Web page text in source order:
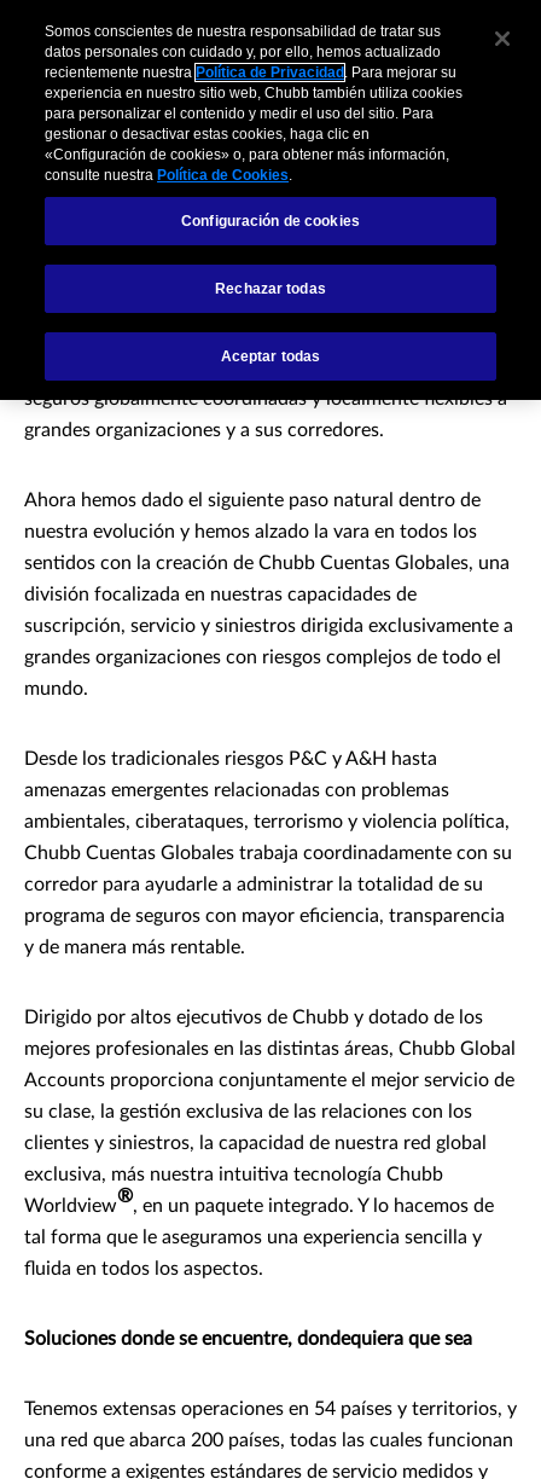
Multinacionales
grandes organizaciones multinacionales. Durante tres
décadas hemos estado proporcionando soluciones de
seguros globalmente coordinadas y localmente flexibles a
grandes organizaciones y a sus corredores.
Ahora hemos dado el siguiente paso natural dentro de
nuestra evolución y hemos alzado la vara en todos los
sentidos con la creación de Chubb Cuentas Globales, una
división focalizada en nuestras capacidades de
suscripción, servicio y siniestros dirigida exclusivamente a
grandes organizaciones con riesgos complejos de todo el
mundo.
Desde los tradicionales riesgos P&C y A&H hasta
amenazas emergentes relacionadas con problemas
ambientales, ciberataques, terrorismo y violencia política,
Chubb Cuentas Globales trabaja coordinadamente con su
corredor para ayudarle a administrar la totalidad de su
programa de seguros con mayor eficiencia, transparencia
y de manera más rentable.
Dirigido por altos ejecutivos de Chubb y dotado de los
mejores profesionales en las distintas áreas, Chubb Global
Accounts proporciona conjuntamente el mejor servicio de
su clase, la gestión exclusiva de las relaciones con los
clientes y siniestros, la capacidad de nuestra red global
exclusiva, más nuestra intuitiva tecnología Chubb
Worldview®, en un paquete integrado. Y lo hacemos de
tal forma que le aseguramos una experiencia sencilla y
fluida en todos los aspectos.
Soluciones donde se encuentre, dondequiera que sea
Tenemos extensas operaciones en 54 países y territorios, y
una red que abarca 200 países, todas las cuales funcionan
conforme a exigentes estándares de servicio medidos y
Somos conscientes de nuestra responsabilidad de tratar sus
datos personales con cuidado y, por ello, hemos actualizado
recientemente nuestra Política de Privacidad . Para mejorar su
experiencia en nuestro sitio web, Chubb también utiliza cookies
para personalizar el contenido y medir el uso del sitio. Para
gestionar o desactivar estas cookies, haga clic en
«Configuración de cookies» o, para obtener más información,
consulte nuestra Política de Cookies.
Configuración de cookies
Rechazar todas
Aceptar todas